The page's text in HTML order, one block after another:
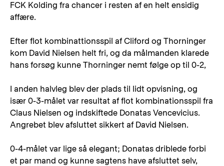
FCK Kolding fra chancer i resten af en helt ensidig
affære.
Efter flot kombinattionsspil af Cliford og Thorninger
kom David Nielsen helt fri, og da målmanden klarede
hans forsøg kunne Thorninger nemt følge op til 0-2,
I anden halvleg blev der plads til lidt opvisning, og
især 0-3-målet var resultat af flot kombinationsspil fra
Claus Nielsen og indskiftede Donatas Vencevicius.
Angrebet blev afsluttet sikkert af David Nielsen.
0-4-målet var lige så elegant; Donatas driblede forbi
et par mand og kunne sagtens have afsluttet selv,